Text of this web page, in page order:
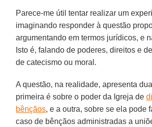
Parece-me útil tentar realizar um
imaginando responder à questão
argumentando em termos jurídicos, e
Isto é, falando de poderes, direitos e
de catecismo ou moral.
A questão, na realidade, apresenta
primeira é sobre o poder da Igreja de
bênçãos, e a outra, sobre se ela pode
caso de bênçãos administradas a